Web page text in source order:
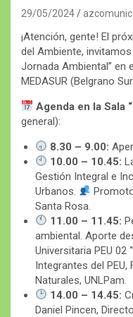
29/05/2024
¡Atención, gente! El
del Ambiente,
Jornada Ambiental” en
MEDASUR (Belgrano
Agenda en la Sala
general):
8.30 – 9.00:
10.00 – 10.45:
Gestión Integral e
Urbanos.
Santa Rosa.
11.00 – 11.45:
ambiental. Aporte
Universitaria PEU 02
Integrantes del
Naturales, UNLPam.
14.00 – 14.45:
Daniel Pincen,